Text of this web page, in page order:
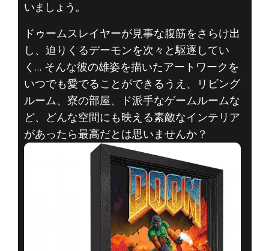
2019年12月08日
SLAYERS
CLUBGIFTガイ
ド – クラシック
DOOM シャドー
ボックス
いましょう。
ドゥームスレイヤーが見事な腹筋をさらけ出
し、迫りくるデーモンを次々と駆逐してい
く… そんな彼の雄姿を描いたアートワークを
いつでも愛でることができるうえ、リビング
ルーム、寮の部屋、ド派手なゲームルームな
ど、どんな空間にも映える素敵なインテリア
があったら最高だとは思いませんか？